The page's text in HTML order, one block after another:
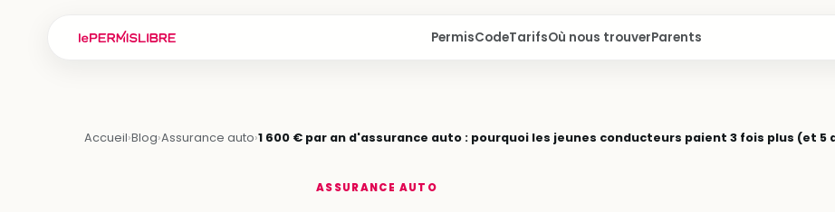
PermisCodeTarifsOù nous trouverParents
Accueil›Blog›Assurance auto›1 600 € par an d'assurance auto : pourquoi les jeunes conducteurs paient 3 fois plus (et
ASSURANCE AUTO